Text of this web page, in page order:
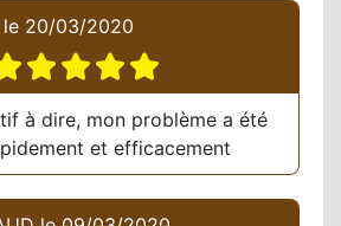
le 20/03/2020
à dire, mon problème a été
et efficacement